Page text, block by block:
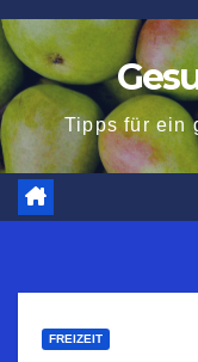
Zum
Inhalt
springen
Tipps für ein
FREIZEIT